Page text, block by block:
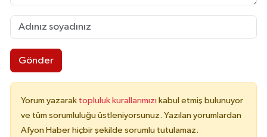
Gönder
Yorum yazarak topluluk kurallarımızı kabul etmiş bulunuyor
ve tüm sorumluluğu üstleniyorsunuz. Yazılan yorumlardan
Afyon Haber hiçbir şekilde sorumlu tutulamaz.